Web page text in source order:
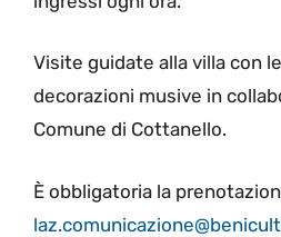
Visite guidate alla villa con
decorazioni musive in
Comune di Cottanello.
È obbligatoria la